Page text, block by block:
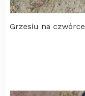
Grzesiu na czwórce